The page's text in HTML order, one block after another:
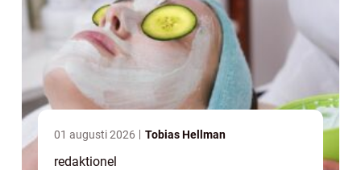
01 augusti 2026 Tobias Hellman
redaktionel